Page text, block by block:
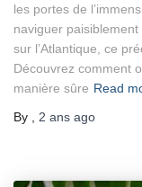
les portes de
naviguer
sur l’Atlantique, ce
Découvrez comment
manière sûre Read
By
2 ans ago